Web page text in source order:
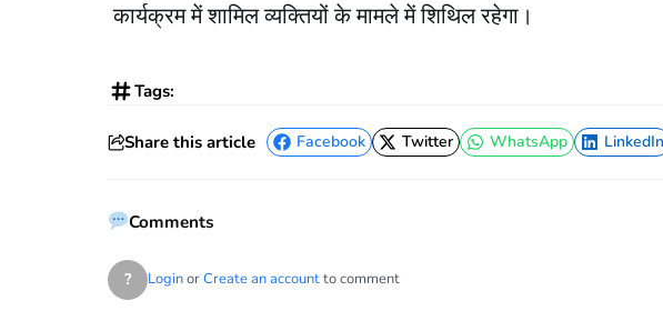
कार्यक्रम में शामिल व्यक्तियों के मामले में शिथिल रहेगा।
Tags:
Share this article
Facebook
Facebook
Twitter
Twitter
WhatsApp
WhatsApp LinkedIn
Comments
? LoginorCreate an accountto comment